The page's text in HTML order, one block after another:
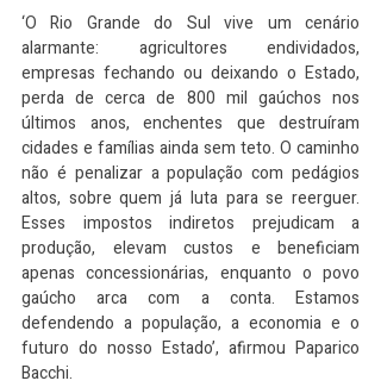
‘O Rio Grande do Sul vive um cenário
alarmante: agricultores endividados,
empresas fechando ou deixando o Estado,
perda de cerca de 800 mil gaúchos nos
últimos anos, enchentes que destruíram
cidades e famílias ainda sem teto. O caminho
não é penalizar a população com pedágios
altos, sobre quem já luta para se reerguer.
Esses impostos indiretos prejudicam a
produção, elevam custos e beneficiam
apenas concessionárias, enquanto o povo
gaúcho arca com a conta. Estamos
defendendo a população, a economia e o
futuro do nosso Estado’, afirmou Paparico
Bacchi.